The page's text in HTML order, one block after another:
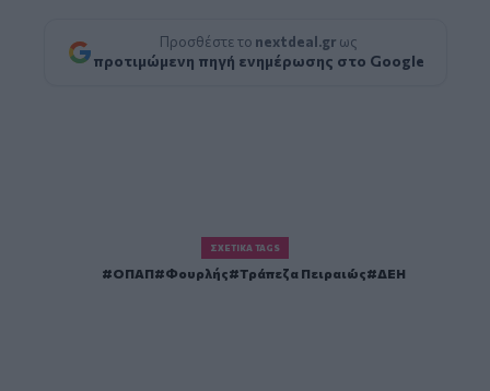
Προσθέστε το nextdeal.gr ως
προτιμώμενη πηγή ενημέρωσης στο Google
ΣΧΕΤΙΚΆ TAGS
ΟΠΑΠ Φουρλής Τράπεζα Πειραιώς ΔΕΗ